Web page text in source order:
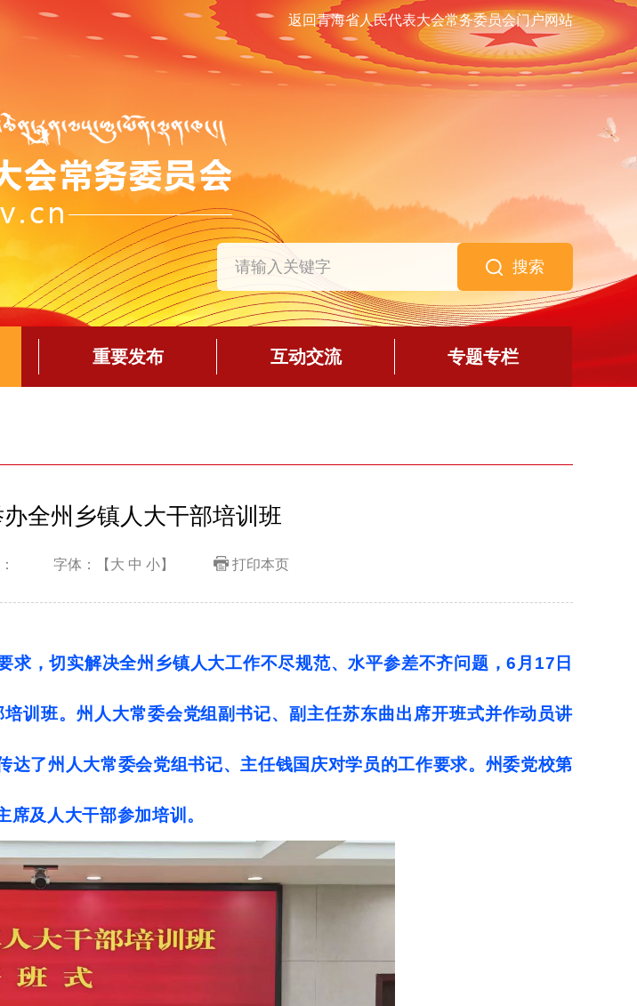
返回青海省人民代表大会常务委员会门户网站
搜索
重要发布 互动交流 专题专栏
全州乡镇人大干部培训班
字体：【 大 中 小】 打印本页
，切实解决全州乡镇人大工作不尽规范、水平参差不齐问题，6月17日
训班。州人大常委会党组副书记、副主任苏东曲出席开班式并作动员讲
了州人大常委会党组书记、主任钱国庆对学员的工作要求。州委党校第
及人大干部参加培训。